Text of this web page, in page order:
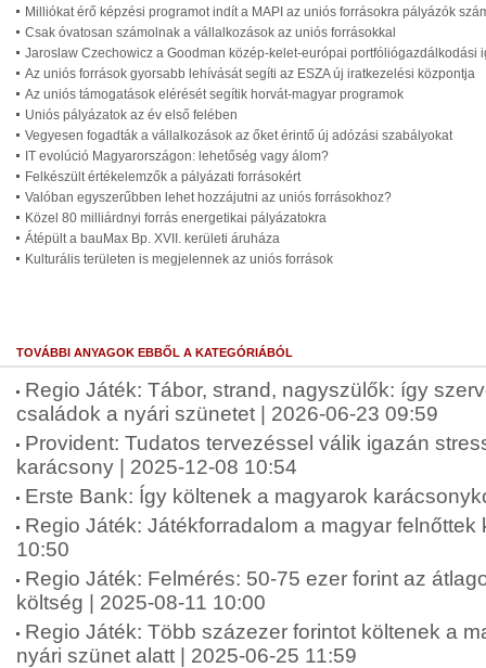
Milliókat érő képzési programot indít a MAPI az uniós forrásokra pályázók
Csak óvatosan számolnak a vállalkozások az uniós forrásokkal
Jaroslaw Czechowicz a Goodman közép-kelet-európai portfóliógazdálkodási
Az uniós források gyorsabb lehívását segíti az ESZA új iratkezelési központja
Az uniós támogatások elérését segítik horvát-magyar programok
Uniós pályázatok az év első felében
Vegyesen fogadták a vállalkozások az őket érintő új adózási szabályokat
IT evolúció Magyarországon: lehetőség vagy álom?
Felkészült értékelemzők a pályázati forrásokért
Valóban egyszerűbben lehet hozzájutni az uniós forrásokhoz?
Közel 80 milliárdnyi forrás energetikai pályázatokra
Átépült a bauMax Bp. XVII. kerületi áruháza
Kulturális területen is megjelennek az uniós források
TOVÁBBI ANYAGOK EBBŐL A KATEGÓRIÁBÓL
Regio Játék: Tábor, strand, nagyszülők: így
családok a nyári szünetet | 2026-06-23 09:59
Provident: Tudatos tervezéssel válik igazán
karácsony | 2025-12-08 10:54
Erste Bank: Így költenek a magyarok
Regio Játék: Játékforradalom a magyar felnőttek
10:50
Regio Játék: Felmérés: 50-75 ezer forint az
költség | 2025-08-11 10:00
Regio Játék: Több százezer forintot költenek a
nyári szünet alatt | 2025-06-25 11:59